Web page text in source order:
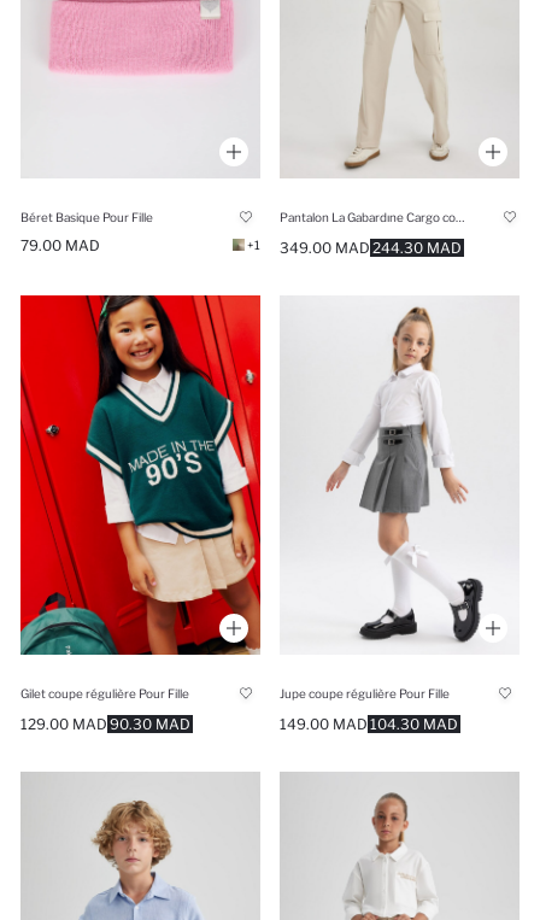
Béret Basique Pour Fille
79.00 MAD +1 244.30 MAD
349.00 MAD
Gilet coupe régulière Pour Fille
90.30 MAD
129.00 MAD
Jupe coupe régulière Pour Fille
104.30 MAD
149.00 MAD